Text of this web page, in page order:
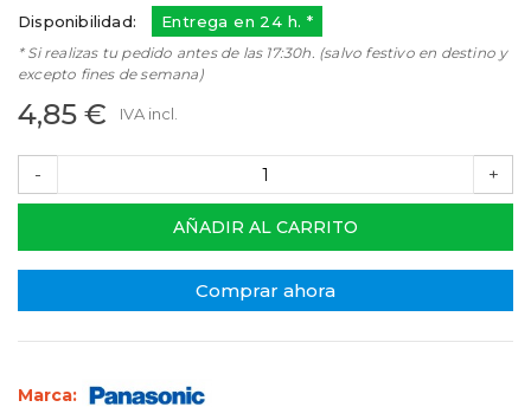
Disponibilidad: Entrega en 24 h. *
* Si realizas tu pedido antes de las 17:30h. (salvo festivo en destino y
excepto fines de semana)
4,85 € IVA incl.
- +
AÑADIR AL CARRITO
Comprar ahora
Marca: